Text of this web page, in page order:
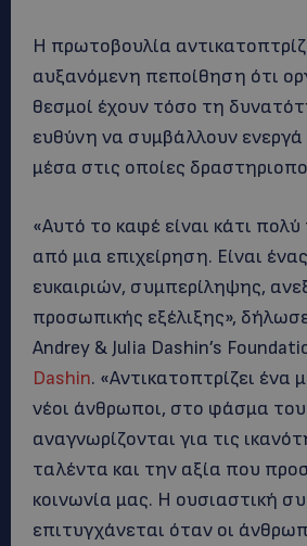
Η πρωτοβουλία
αυξανόμενη πεποίθηση ότι
θεσμοί έχουν τόσο τη
ευθύνη να συμβάλλουν ενεργά
μέσα στις οποίες
«Αυτό το καφέ είναι κάτι
από μια επιχείρηση. Είναι
ευκαιριών, συμπερίληψης,
προσωπικής εξέλιξης»,
Andrey & Julia Dashin’s
Dashin. «Αντικατοπτρίζει ένα
νέοι άνθρωποι, στο φάσμα
αναγνωρίζονται για τις
ταλέντα και την αξία που
κοινωνία μας. Η ουσιαστική
επιτυγχάνεται όταν οι